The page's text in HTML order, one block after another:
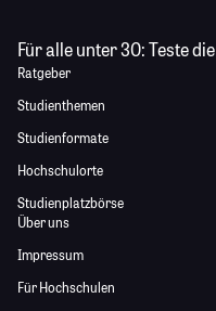
Für alle unter 30:Teste die
Ratgeber
Studienthemen
Studienformate
Hochschulorte
Studienplatzbörse
Über uns
Impressum
Für Hochschulen